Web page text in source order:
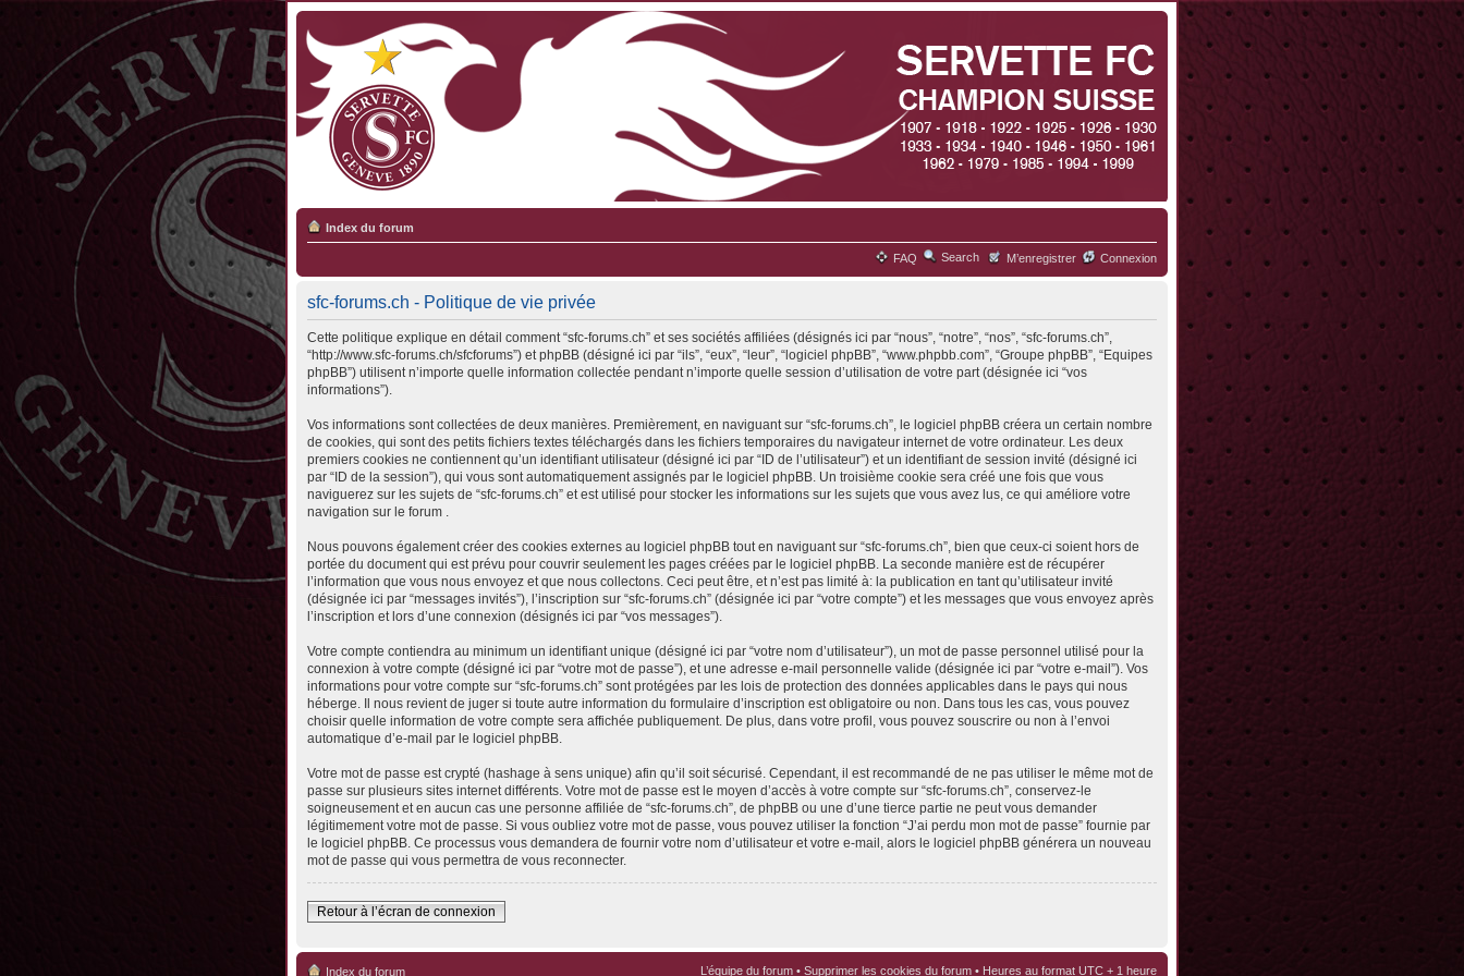
Index du forum
FAQ Search M’enregistrer Connexion
sfc-forums.ch - Politique de vie privée
Cette politique explique en détail comment “sfc-forums.ch” et ses sociétés affiliées (désignés ici par “nous”, “notre”, “nos”, “sfc-forums.ch”,
“http://www.sfc-forums.ch/sfcforums”) et phpBB (désigné ici par “ils”, “eux”, “leur”, “logiciel phpBB”, “www.phpbb.com”, “Groupe phpBB”, “Equipes
phpBB”) utilisent n’importe quelle information collectée pendant n’importe quelle session d’utilisation de votre part (désignée ici “vos
informations”).
Vos informations sont collectées de deux manières. Premièrement, en naviguant sur “sfc-forums.ch”, le logiciel phpBB créera un certain nombre
de cookies, qui sont des petits fichiers textes téléchargés dans les fichiers temporaires du navigateur internet de votre ordinateur. Les deux
premiers cookies ne contiennent qu’un identifiant utilisateur (désigné ici par “ID de l’utilisateur”) et un identifiant de session invité (désigné ici
par “ID de la session”), qui vous sont automatiquement assignés par le logiciel phpBB. Un troisième cookie sera créé une fois que vous
naviguerez sur les sujets de “sfc-forums.ch” et est utilisé pour stocker les informations sur les sujets que vous avez lus, ce qui améliore votre
navigation sur le forum .
Nous pouvons également créer des cookies externes au logiciel phpBB tout en naviguant sur “sfc-forums.ch”, bien que ceux-ci soient hors de
portée du document qui est prévu pour couvrir seulement les pages créées par le logiciel phpBB. La seconde manière est de récupérer
l’information que vous nous envoyez et que nous collectons. Ceci peut être, et n’est pas limité à: la publication en tant qu’utilisateur invité
(désignée ici par “messages invités”), l’inscription sur “sfc-forums.ch” (désignée ici par “votre compte”) et les messages que vous envoyez après
l’inscription et lors d’une connexion (désignés ici par “vos messages”).
Votre compte contiendra au minimum un identifiant unique (désigné ici par “votre nom d’utilisateur”), un mot de passe personnel utilisé pour la
connexion à votre compte (désigné ici par “votre mot de passe”), et une adresse e-mail personnelle valide (désignée ici par “votre e-mail”). Vos
informations pour votre compte sur “sfc-forums.ch” sont protégées par les lois de protection des données applicables dans le pays qui nous
héberge. Il nous revient de juger si toute autre information du formulaire d’inscription est obligatoire ou non. Dans tous les cas, vous pouvez
choisir quelle information de votre compte sera affichée publiquement. De plus, dans votre profil, vous pouvez souscrire ou non à l’envoi
automatique d’e-mail par le logiciel phpBB.
Votre mot de passe est crypté (hashage à sens unique) afin qu’il soit sécurisé. Cependant, il est recommandé de ne pas utiliser le même mot de
passe sur plusieurs sites internet différents. Votre mot de passe est le moyen d’accès à votre compte sur “sfc-forums.ch”, conservez-le
soigneusement et en aucun cas une personne affiliée de “sfc-forums.ch”, de phpBB ou une d’une tierce partie ne peut vous demander
légitimement votre mot de passe. Si vous oubliez votre mot de passe, vous pouvez utiliser la fonction “J’ai perdu mon mot de passe” fournie par
le logiciel phpBB. Ce processus vous demandera de fournir votre nom d’utilisateur et votre e-mail, alors le logiciel phpBB générera un nouveau
mot de passe qui vous permettra de vous reconnecter.
Retour à l’écran de connexion
Index du forum L’équipe du forum • Supprimer les cookies du forum • Heures au format UTC + 1 heure